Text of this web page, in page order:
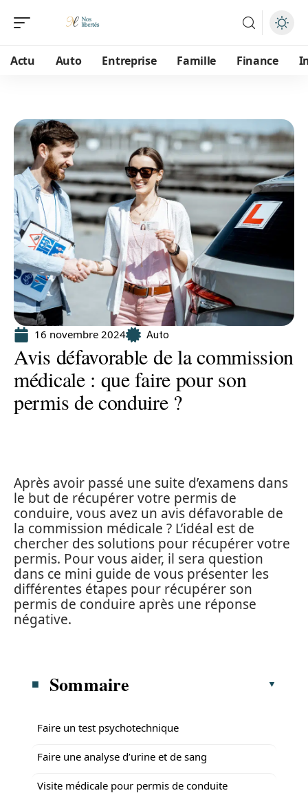
Actu Auto Entreprise Famille Finance
16 novembre 2024 Auto
Avis défavorable de la commission
médicale : que faire pour son
permis de conduire ?
Après avoir passé une suite d’examens dans
le but de récupérer votre permis de
conduire, vous avez un avis défavorable de
la commission médicale ? L’idéal est de
chercher des solutions pour récupérer votre
permis. Pour vous aider, il sera question
dans ce mini guide de vous présenter les
différentes étapes pour récupérer son
permis de conduire après une réponse
négative.
Sommaire
Faire un test psychotechnique
Faire une analyse d’urine et de sang
Visite médicale pour permis de conduite